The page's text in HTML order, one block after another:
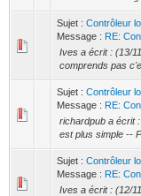
Sujet : Contrôleur
Message : RE:
Ives a écrit : (13/
comprends pas
Sujet : Contrôleur
Message : RE:
richardpub a écrit
est plus simple --
Sujet : Contrôleur
Message : RE:
Ives a écrit : (12/